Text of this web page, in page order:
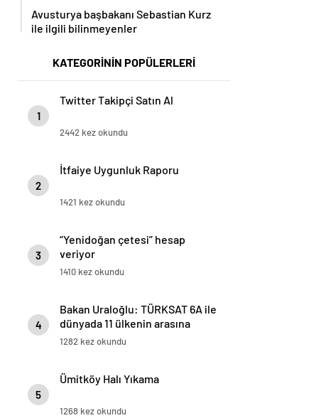
Avusturya başbakanı Sebastian Kurz
ile ilgili bilinmeyenler
KATEGORİNİN POPÜLERLERİ
1
Twitter Takipçi Satın Al
2442 kez okundu
2
İtfaiye Uygunluk Raporu
1421 kez okundu
3
“Yenidoğan çetesi” hesap
veriyor
1410 kez okundu
4
Bakan Uraloğlu: TÜRKSAT 6A ile
dünyada 11 ülkenin arasına
girmiş olduk
1282 kez okundu
5
Ümitköy Halı Yıkama
1268 kez okundu